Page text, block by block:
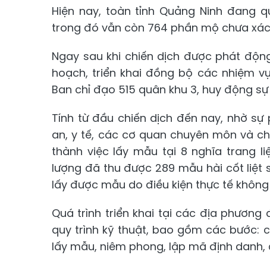
Hiện nay, toàn tỉnh Quảng Ninh đang
trong đó vẫn còn 764 phần mộ chưa
Ngay sau khi chiến dịch được phát
hoạch, triển khai đồng bộ các nhiệm
Ban chỉ đạo 515 quân khu 3, huy động
Tính từ đầu chiến dịch đến nay, nhờ
an, y tế, các cơ quan chuyên môn và
thành việc lấy mẫu tại 8 nghĩa trang
lượng đã thu được 289 mẫu hài cốt liệt
lấy được mẫu do điều kiện thực tế
Quá trình triển khai tại các địa
quy trình kỹ thuật, bao gồm các bước:
lấy mẫu, niêm phong, lập mã định